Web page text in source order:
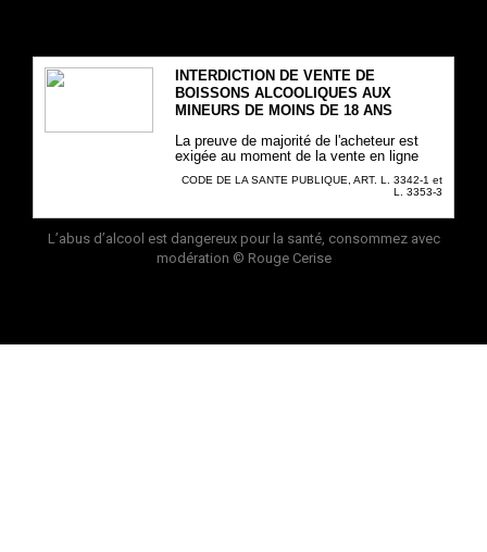
INTERDICTION DE VENTE DE
BOISSONS ALCOOLIQUES AUX
MINEURS DE MOINS DE 18 ANS
La preuve de majorité de l'acheteur est
exigée au moment de la vente en ligne
CODE DE LA SANTE PUBLIQUE, ART. L. 3342-1 et
L. 3353-3
L’abus d’alcool est dangereux pour la santé, consommez avec
modération © Rouge Cerise